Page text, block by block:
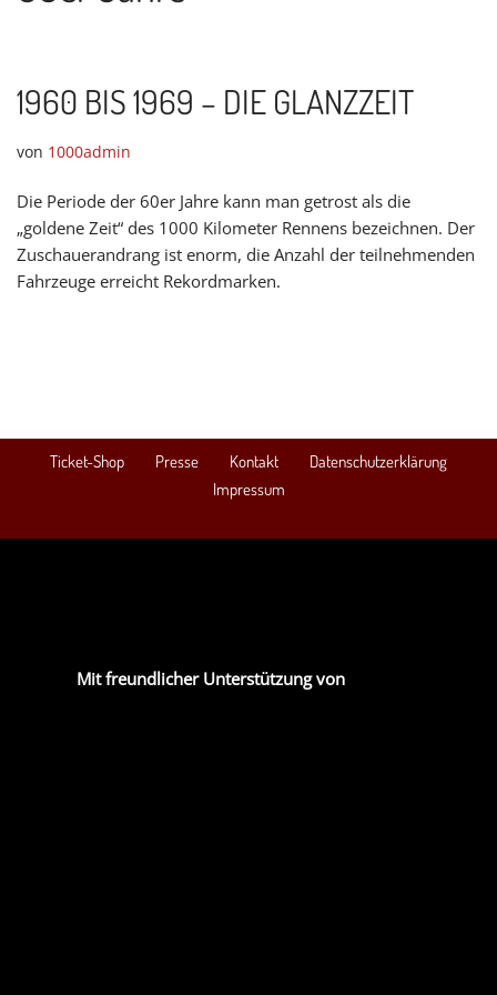
1960 BIS 1969 – DIE GLANZZEIT
von 1000admin
Die Periode der 60er Jahre kann man getrost als die
„goldene Zeit“ des 1000 Kilometer Rennens bezeichnen. Der
Zuschauerandrang ist enorm, die Anzahl der teilnehmenden
Fahrzeuge erreicht Rekordmarken.
Ticket-Shop Presse Kontakt
Datenschutzerklärung
Impressum
Mit freundlicher Unterstützung von